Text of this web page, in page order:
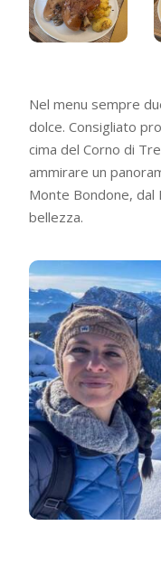
Nel menu sempre
dolce. Consigliato
cima del Corno di
ammirare un
Monte Bondone,
bellezza.